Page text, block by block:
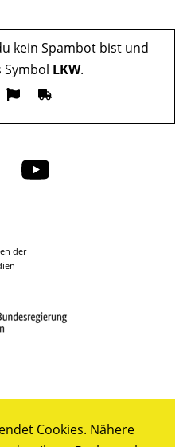
Cookies. Nähere
kein Spambot bist und
Symbol LKW.
Folge
auf
der